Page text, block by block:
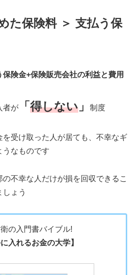
た保険料 ＞ 支払う保
険金+保険販売会社の利益と費用
者が 「 得しない 」 制度
を受け取った人が居ても、不幸なギ
うなものです
不幸な人だけが損を回収できるこ
ょう
の入門書バイブル!
入れるお金の大学】